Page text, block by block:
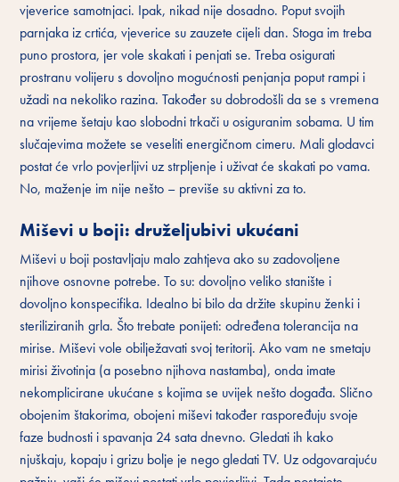
vjeverice samotnjaci. Ipak, nikad nije dosadno. Poput svojih
parnjaka iz crtića, vjeverice su zauzete cijeli dan. Stoga im treba
puno prostora, jer vole skakati i penjati se. Treba osigurati
prostranu volijeru s dovoljno mogućnosti penjanja poput rampi i
užadi na nekoliko razina. Također su dobrodošli da se s vremena
na vrijeme šetaju kao slobodni trkači u osiguranim sobama. U tim
slučajevima možete se veseliti energičnom cimeru. Mali glodavci
postat će vrlo povjerljivi uz strpljenje i uživat će skakati po vama.
No, maženje im nije nešto – previše su aktivni za to.
Miševi u boji: druželjubivi ukućani
Miševi u boji postavljaju malo zahtjeva ako su zadovoljene
njihove osnovne potrebe. To su: dovoljno veliko stanište i
dovoljno konspecifika. Idealno bi bilo da držite skupinu ženki i
steriliziranih grla. Što trebate ponijeti: određena tolerancija na
mirise. Miševi vole obilježavati svoj teritorij. Ako vam ne smetaju
mirisi životinja (a posebno njihova nastamba), onda imate
nekomplicirane ukućane s kojima se uvijek nešto događa. Slično
obojenim štakorima, obojeni miševi također raspoređuju svoje
faze budnosti i spavanja 24 sata dnevno. Gledati ih kako
njuškaju, kopaju i grizu bolje je nego gledati TV. Uz odgovarajuću